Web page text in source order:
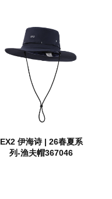
EX2 伊海诗 | 26春夏系
列-渔夫帽367046